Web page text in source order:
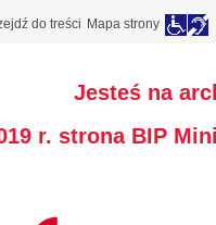
do treści Mapa strony
Jesteś na
r. strona BIP